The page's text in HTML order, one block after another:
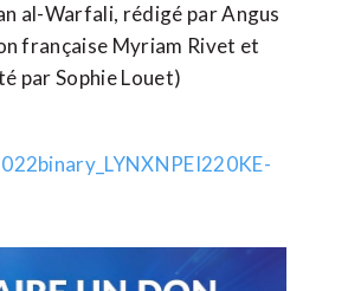
al-Warfali, rédigé par Angus
française Myriam Rivet et
par Sophie Louet)